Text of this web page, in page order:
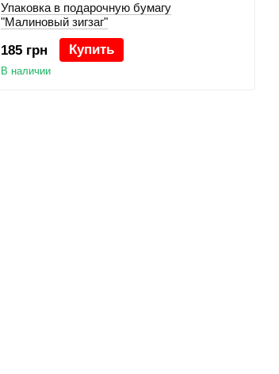
Упаковка в подарочную бумагу
"Малиновый зигзаг"
185 грн Купить
В наличии